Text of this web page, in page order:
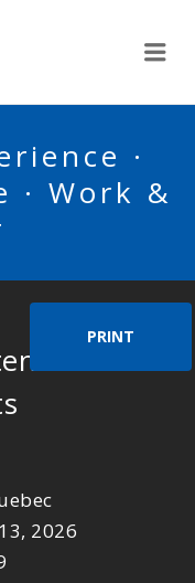
·
· Work &
PRINT
des
2026